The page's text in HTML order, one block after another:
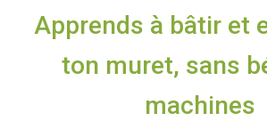
Apprends à bâtir et
ton muret, sans
machines